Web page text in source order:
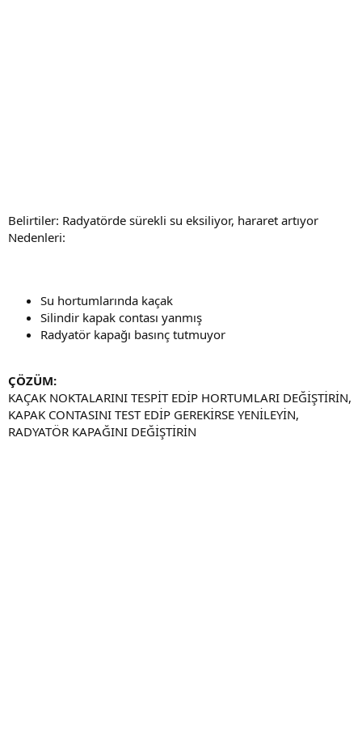
Belirtiler: Radyatörde sürekli su eksiliyor, hararet artıyor
Nedenleri:
Su hortumlarında kaçak
Silindir kapak contası yanmış
Radyatör kapağı basınç tutmuyor
ÇÖZÜM:
KAÇAK NOKTALARINI TESPİT EDİP HORTUMLARI DEĞİŞTİRİN,
KAPAK CONTASINI TEST EDİP GEREKİRSE YENİLEYİN,
RADYATÖR KAPAĞINI DEĞİŞTİRİN